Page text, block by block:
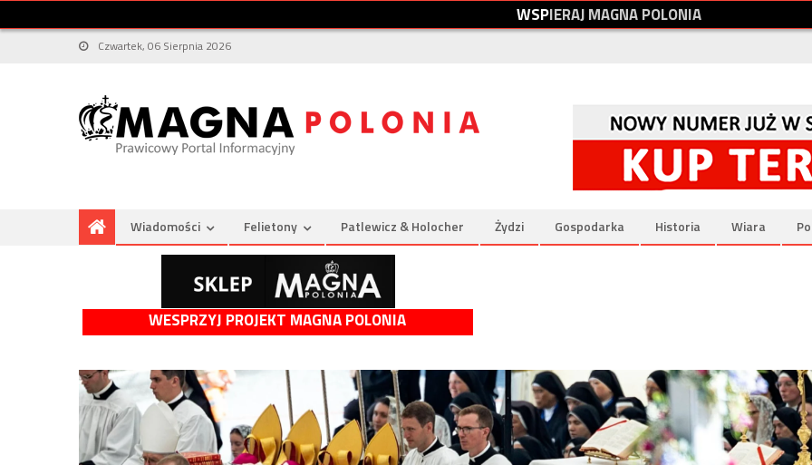
WSPIERAJMAGNAPOLONIA
Czwartek, 06 Sierpnia 2026
Wiadomości Felietony Patlewicz & Holocher Żydzi Gospodarka Historia Wiara
WESPRZYJ PROJEKT MAGNA POLONIA